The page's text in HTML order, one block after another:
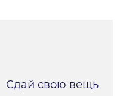
Сдай свою вещь